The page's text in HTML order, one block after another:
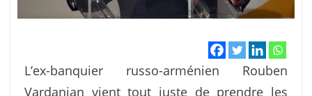
L’ex-banquier russo-arménien Rouben
Vardanian vient tout juste de prendre les